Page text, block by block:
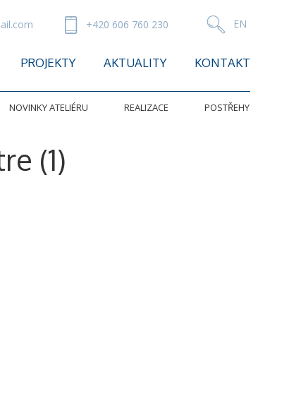
+420 606 760 230
PROJEKTY AKTUALITY KONTAKT
NOVINKY ATELIÉRU REALIZACE POSTŘEHY
(1)